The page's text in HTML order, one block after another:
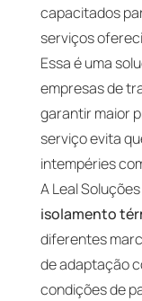
capacitados
serviços
Essa é uma
empresas de
garantir maior
serviço evita
intempéries
A Leal
isolamento
diferentes
de adaptação
condições de